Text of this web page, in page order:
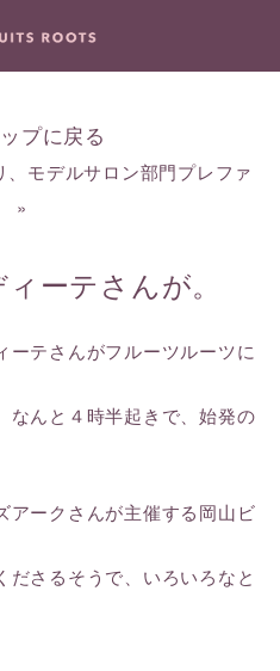
プに戻る
モデルサロン部門プレファ
»
ーテさんが。
ーテさんがフルーツルーツに
なんと４時半起きで、始発の
アークさんが主催する岡山ビ
ださるそうで、いろいろなと